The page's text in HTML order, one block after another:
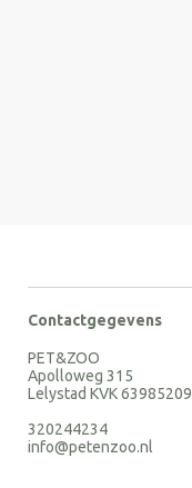
Contactgegevens
PET&ZOO
Apolloweg 315
Lelystad KVK 63985209
320244234
info@petenzoo.nl